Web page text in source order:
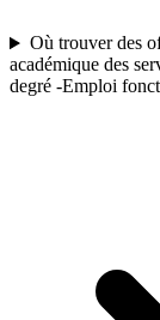
Où trouver des
académique des
degré -Emploi